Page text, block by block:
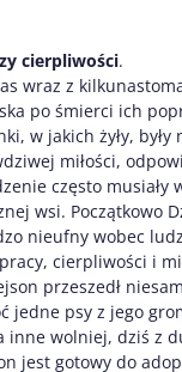
cierpliwości.
wraz z
po śmierci ich
w jakich żyły,
miłości,
często musiały
wsi. Początkowo
nieufny wobec
cierpliwości i
przeszedł
jedne psy z jego
inne wolniej, dziś z
jest gotowy do